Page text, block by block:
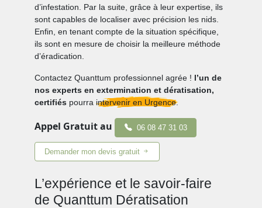
d’infestation. Par la suite, grâce à leur expertise, ils
sont capables de localiser avec précision les nids.
Enfin, en tenant compte de la situation spécifique,
ils sont en mesure de choisir la meilleure méthode
d’éradication.
Contactez Quanttum professionnel agrée ! l’un de
nos experts en extermination et dératisation,
certifiés pourraintervenir en Urgence.
Appel Gratuit au 06 08 47 31 03
Demander mon devis gratuit
L’expérience et le savoir-faire
de Quanttum Dératisation